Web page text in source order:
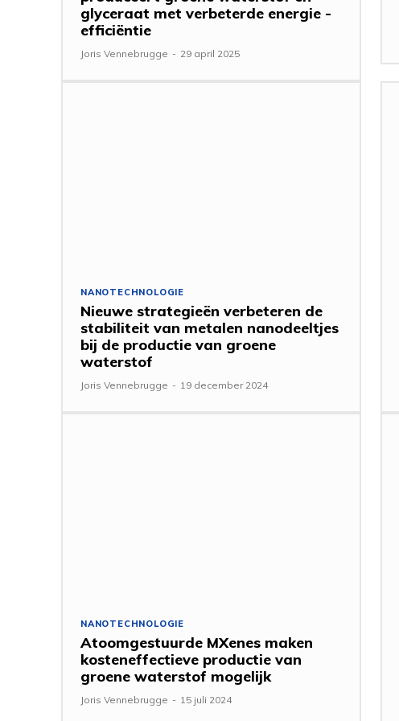
glyceraat met verbeterde energie -
efficiëntie
Joris Vennebrugge - 29 april 2025
NANOTECHNOLOGIE
Nieuwe strategieën verbeteren de
stabiliteit van metalen nanodeeltjes
bij de productie van groene
waterstof
Joris Vennebrugge - 19 december 2024
NANOTECHNOLOGIE
Atoomgestuurde MXenes maken
kosteneffectieve productie van
groene waterstof mogelijk
Joris Vennebrugge - 15 juli 2024